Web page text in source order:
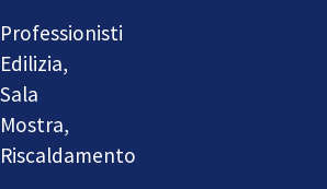
Professionisti
Edilizia,
Sala
Mostra,
Riscaldamento